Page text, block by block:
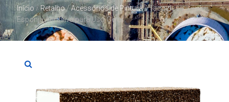
Início/Retalho/Acessórios de Pintura/ Taco de Lixa –
Esponja Abrasiva para Uso Geral